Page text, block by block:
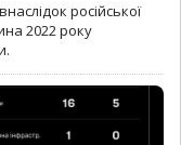
російської
2022 року